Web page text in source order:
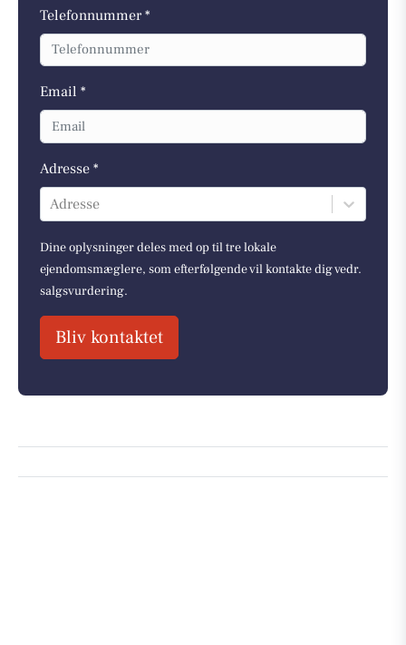
Telefonnummer *
Email *
Adresse *
Adresse
Dine oplysninger deles med op til tre lokale
ejendomsmæglere, som efterfølgende vil kontakte dig vedr.
salgsvurdering.
Bliv kontaktet